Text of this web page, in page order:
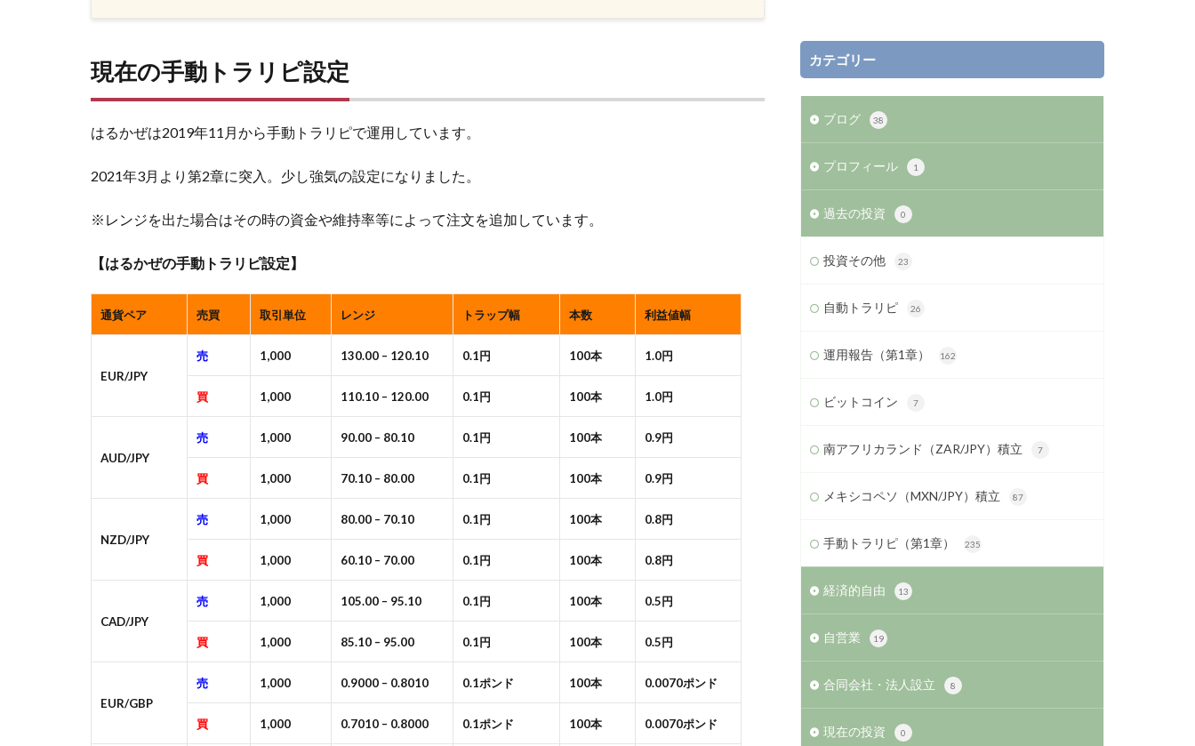
現在の手動トラリピ設定
はるかぜは2019年11月から手動トラリピで運用しています。
2021年3月より第2章に突入。少し強気の設定になりました。
※レンジを出た場合はその時の資金や維持率等によって注文を追加しています。
【はるかぜの手動トラリピ設定】
通貨ペア 売買 取引単位 レンジ トラップ幅 本数 利益値幅
EUR/JPY
売 1,000 130.00 – 120.10 0.1円 100本 1.0円
買 1,000 110.10 – 120.00 0.1円 100本 1.0円
AUD/JPY
売 1,000 90.00 – 80.10 0.1円 100本 0.9円
買 1,000 70.10 – 80.00 0.1円 100本 0.9円
NZD/JPY
売 1,000 80.00 – 70.10 0.1円 100本 0.8円
買 1,000 60.10 – 70.00 0.1円 100本 0.8円
CAD/JPY
売 1,000 105.00 – 95.10 0.1円 100本 0.5円
買 1,000 85.10 – 95.00 0.1円 100本 0.5円
EUR/GBP
売 1,000 0.9000 – 0.8010 0.1ポンド 100本 0.0070ポンド
買 1,000 0.7010 – 0.8000 0.1ポンド 100本 0.0070ポンド
カテゴリー
ブログ 38
プロフィール 1
過去の投資 0
投資その他 23
自動トラリピ 26
運用報告（第1章） 162
ビットコイン 7
南アフリカランド（ZAR/JPY）積立 7
メキシコペソ（MXN/JPY）積立 87
手動トラリピ（第1章） 235
経済的自由 13
自営業 19
合同会社・法人設立 8
現在の投資 0